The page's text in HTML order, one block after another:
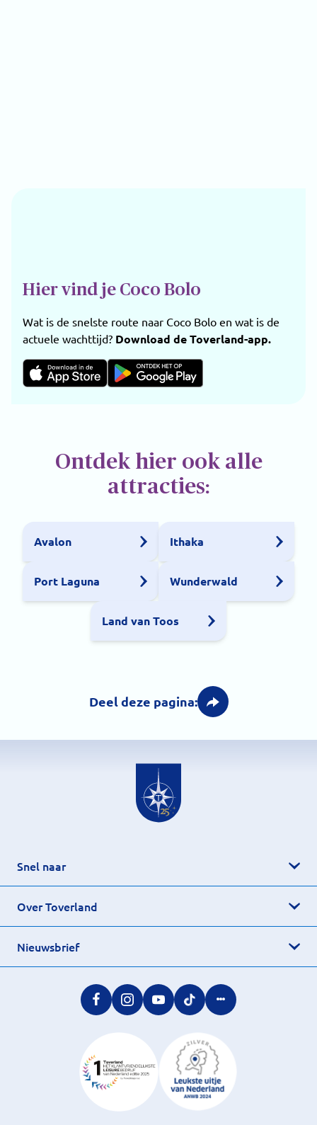
Hier vind je Coco Bolo
Wat is de snelste route naar Coco Bolo en wat is de
actuele wachttijd? Download de Toverland-app.
Ontdek hier ook alle
attracties:
Avalon Ithaka
Port Laguna Wunderwald
Land van Toos
Deel deze pagina:
Snel naar
Over Toverland
Nieuwsbrief